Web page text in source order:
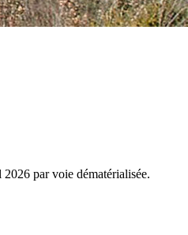
par voie dématérialisée.